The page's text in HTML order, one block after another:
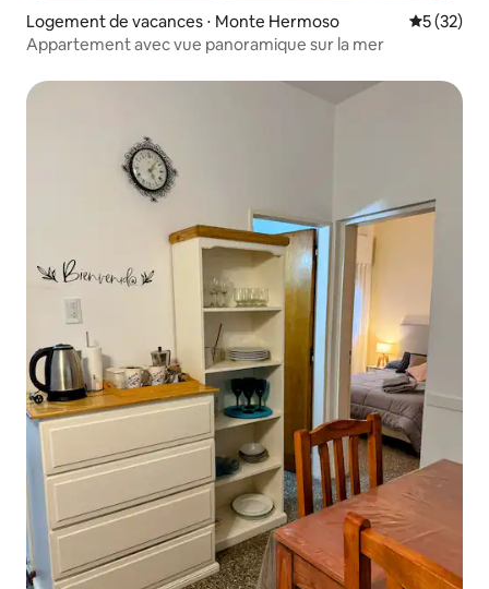
Logement de vacances ⋅ Monte Hermoso
5 (32)
Appartement avec vue panoramique sur la mer